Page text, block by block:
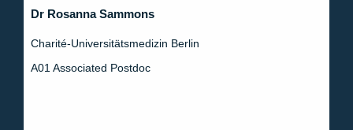
Dr Rosanna Sammons
Charité-Universitätsmedizin Berlin
A01 Associated Postdoc